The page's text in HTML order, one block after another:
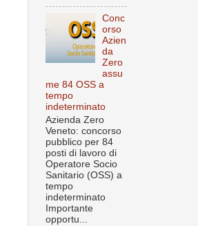
Conc
orso
Azien
da
Zero
assu
me 84 OSS a
tempo
indeterminato
Azienda Zero
Veneto: concorso
pubblico per 84
posti di lavoro di
Operatore Socio
Sanitario (OSS) a
tempo
indeterminato
Importante
opportu...